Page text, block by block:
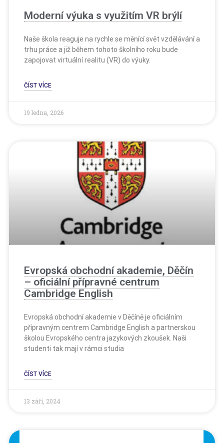
Moderní výuka s využitím VR brýlí
Naše škola reaguje na rychle se měnící svět vzdělávání a
trhu práce a již během tohoto školního roku bude
zapojovat virtuální realitu (VR) do výuky.
ČÍST VÍCE
19 ledna, 2026
Evropská obchodní akademie, Děčín
– oficiální přípravné centrum
Cambridge English
Evropská obchodní akademie v Děčíně je oficiálním
přípravným centrem Cambridge English a partnerskou
školou Evropského centra jazykových zkoušek. Naši
studenti tak mají v rámci studia
ČÍST VÍCE
13 září, 2024